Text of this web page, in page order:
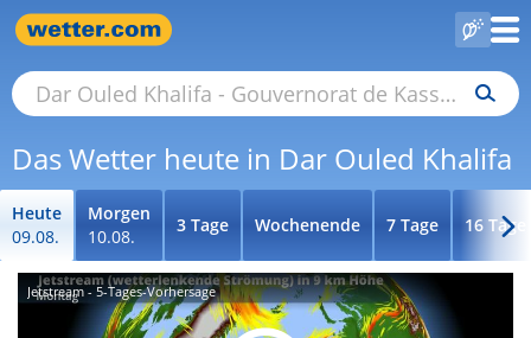
Das Wetter heute in Dar Ouled Khalifa
Heute
09.08.
Morgen
10.08.
3 Tage Wochenende 7 Tage 16 Tage
Jetstream - 5-Tages-Vorhersage